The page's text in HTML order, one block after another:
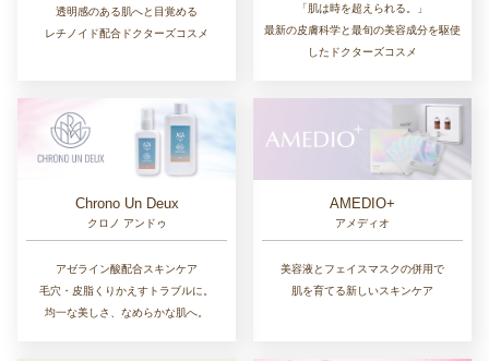
透明感のある肌へと目覚める
レチノイド配合ドクターズコスメ
「肌は時を超えられる。」
最新の皮膚科学と最旬の美容成分を駆使
したドクターズコスメ
Chrono Un Deux
クロノ アンドゥ
アゼライン酸配合スキンケア
毛穴・皮脂くりかえすトラブルに。
均一な美しさ、なめらかな肌へ。
AMEDIO+
アメディオ
美容液とフェイスマスクの併用で
肌を育てる新しいスキンケア